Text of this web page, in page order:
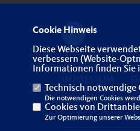
Cookie Hinweis
Diese Webseite
verbessern (Website-
Informationen finden Sie
Technisch notwendige
Die notwendigen Cookies
Cookies von
Zur Optimierung unserer